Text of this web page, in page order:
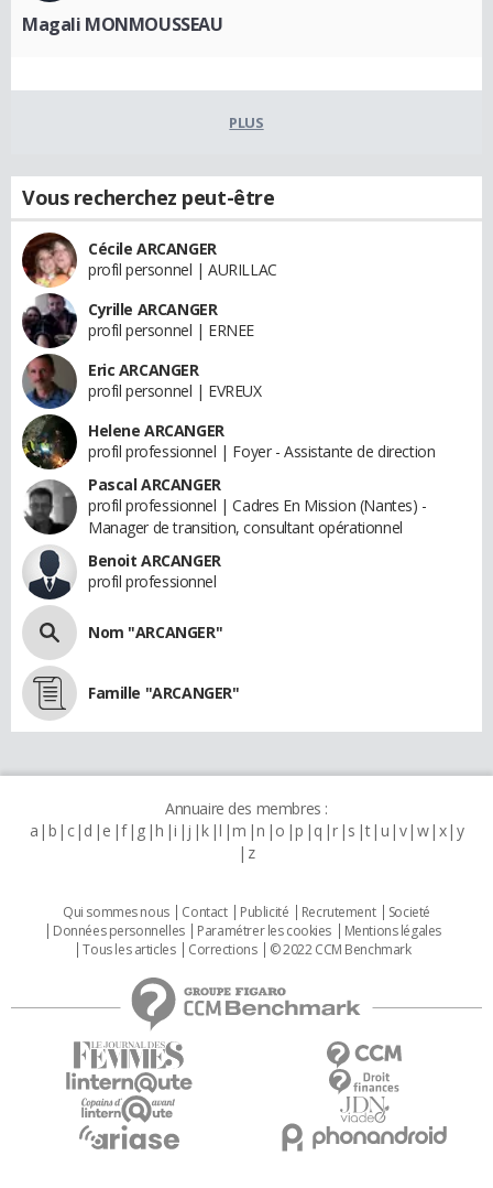
Magali MONMOUSSEAU
PLUS
Vous recherchez peut-être
Cécile ARCANGER
profil personnel | AURILLAC
Cyrille ARCANGER
profil personnel | ERNEE
Eric ARCANGER
profil personnel | EVREUX
Helene ARCANGER
profil professionnel | Foyer - Assistante de direction
Pascal ARCANGER
profil professionnel | Cadres En Mission (Nantes) -
Manager de transition, consultant opérationnel
Benoit ARCANGER
profil professionnel
Nom "ARCANGER"
Famille "ARCANGER"
Annuaire des membres :
a b c d e f g h i j k l m n o p q r s t u v w x y
z
Qui sommes nous Contact Publicité Recrutement
Societé
Données personnelles
Paramétrer les cookies
Mentions légales
Tous les articles
Corrections © 2022 CCM Benchmark